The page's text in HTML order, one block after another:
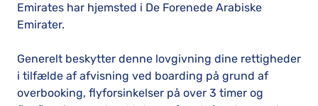
Emirates har hjemsted i De Forenede Arabiske
Emirater.
Generelt beskytter denne lovgivning dine rettigheder
i tilfælde af afvisning ved boarding på grund af
overbooking, flyforsinkelser på over 3 timer og